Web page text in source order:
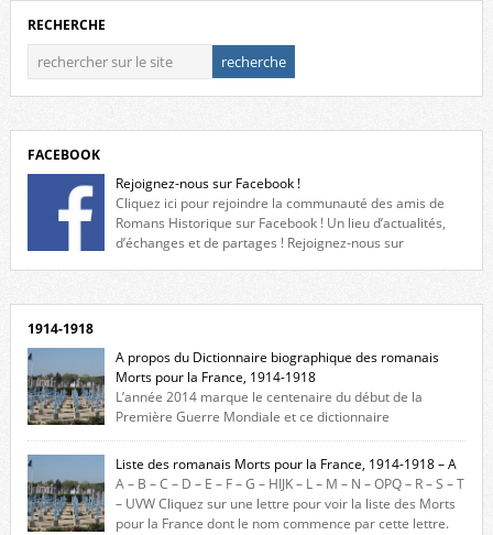
RECHERCHE
FACEBOOK
Rejoignez-nous sur Facebook !
Cliquez ici pour rejoindre la communauté des amis de
Romans Historique sur Facebook ! Un lieu d’actualités,
d’échanges et de partages ! Rejoignez-nous sur
1914-1918
A propos du Dictionnaire biographique des romanais
Morts pour la France, 1914-1918
L’année 2014 marque le centenaire du début de la
Première Guerre Mondiale et ce dictionnaire
biographique veut rendre hommage aux romanais Morts pour la
France durant ce conflit. La base de cette recherche historique est
constituée des noms gravés sur les plaques commémoratives de
l’Hôtel de Ville, du lycée du Dauphiné et du lycée Triboulet, […]
Liste des romanais Morts pour la France, 1914-1918 – A
A – B – C – D – E – F – G – HIJK – L – M – N – OPQ – R – S – T
– UVW Cliquez sur une lettre pour voir la liste des Morts
pour la France dont le nom commence par cette lettre.